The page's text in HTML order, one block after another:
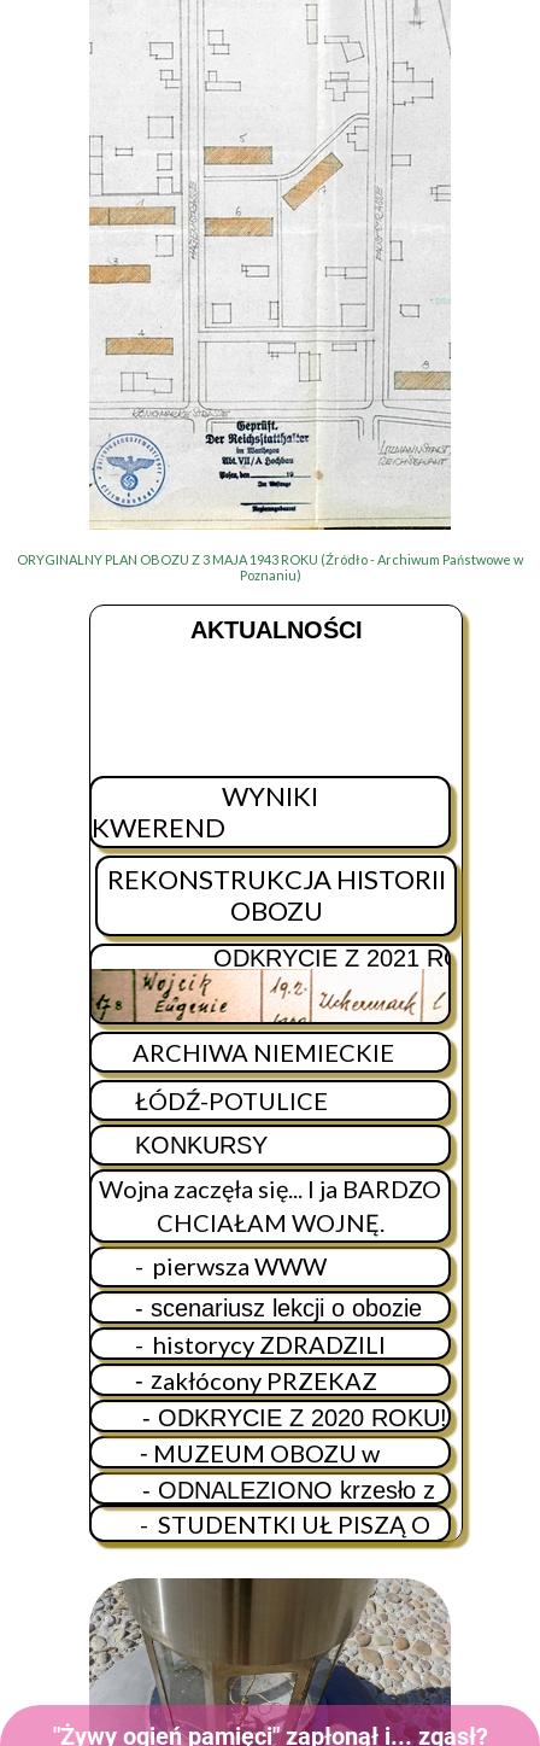
Wojna zaczęła się... I ja BARDZO
CHCIAŁAM WOJNĘ.
- STUDENTKI UŁ PISZĄ O
OBOZIE
- ODKRYCIE Z 2020 ROKU!
ORYGINALNY PLAN OBOZU Z 3 MAJA 1943 ROKU (Źródło - Archiwum Państwowe w
Poznaniu)
- MUZEUM OBOZU w
SZKOLE PODSTAWOWEJ
- zakłócony PRZEKAZ
PAMIĘCI
- historycy ZDRADZILI
Przemysłową
- ODNALEZIONO krzesło z
obozu
- scenariusz lekcji o obozie
dla dzieciz klas 1-3
- pierwsza WWW
dedykowana PJS
KONKURSY
ODKRYCIE Z 2021 ROKU!
WYNIKI
KWEREND
REKONSTRUKCJA HISTORII
OBOZU
ARCHIWA NIEMIECKIE
ŁÓDŹ-POTULICE
AKTUALNOŚCI
"Żywy ogień pamięci" zapłonął i... zgasł?